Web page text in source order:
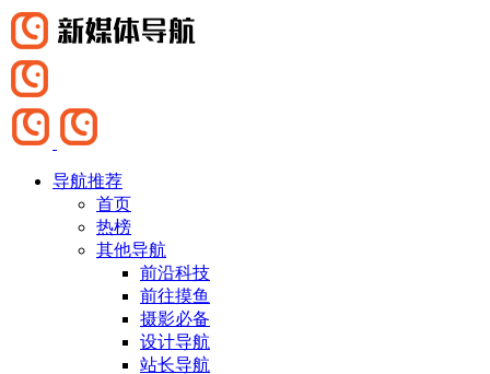
导航推荐
首页
热榜
其他导航
前沿科技
前往摸鱼
摄影必备
设计导航
站长导航